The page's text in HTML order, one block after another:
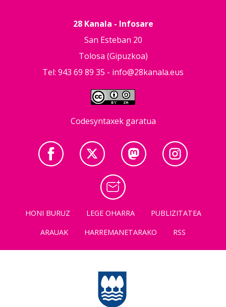
28 Kanala - Infosare
San Esteban 20
Tolosa (Gipuzkoa)
Tel: 943 69 89 35 - info@28kanala.eus
Codesyntaxek garatua
HONI BURUZ LEGE OHARRA
PUBLIZITATEA
ARAUAK
HARREMANETARAKO RSS